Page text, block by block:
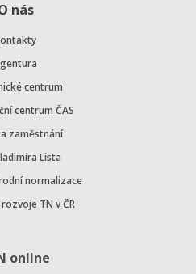
nás
centrum
centrum ČAS
zaměstnání
Lista
normalizace
TN v ČR
online